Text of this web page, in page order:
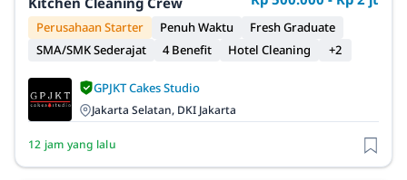
Perusahaan Starter Penuh Waktu
Fresh Graduate
SMA/SMK Sederajat
4 Benefit Hotel Cleaning +2
GPJKT Cakes Studio
Jakarta Selatan, DKI Jakarta
12 jam yang lalu